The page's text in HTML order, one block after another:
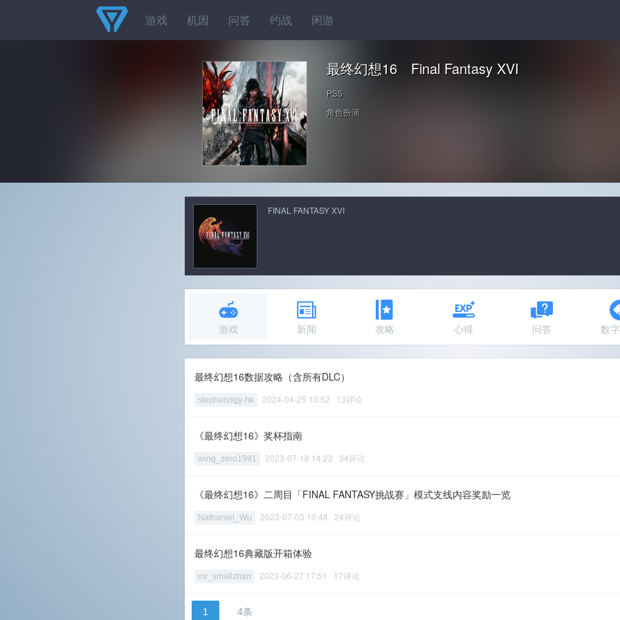
游戏 机因 问答 约战 闲游
最终幻想16 Final Fantasy XVI
PS5
角色扮演
FINAL FANTASY XVI
游戏 新闻 攻略 心得 问答 数
最终幻想16数据攻略（含所有DLC）
stephendgy-hk 2024-04-25 10:52 13评论
《最终幻想16》奖杯指南
wing_zero1991 2023-07-18 14:23 34评论
《最终幻想16》二周目「FINAL FANTASY挑战赛」模式支线内容奖励一览
Nathaniel_Wu 2023-07-03 10:48 24评论
最终幻想16典藏版开箱体验
mr_smallzhan 2023-06-27 17:51 17评论
1 4条